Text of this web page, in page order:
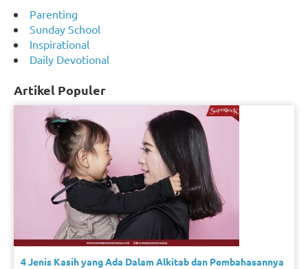
Parenting
Sunday School
Inspirational
Daily Devotional
Artikel Populer
4 Jenis Kasih yang Ada Dalam Alkitab dan Pembahasannya